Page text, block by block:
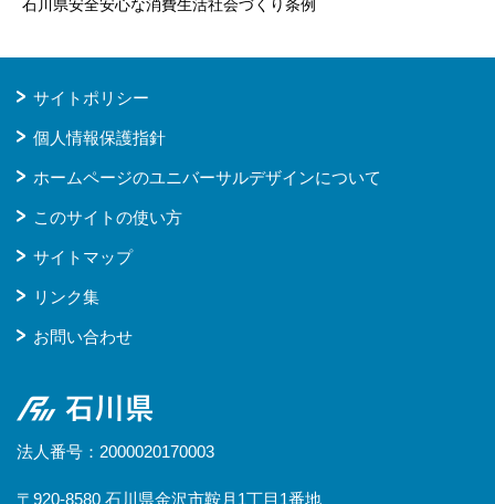
石川県安全安心な消費生活社会づくり条例
サイトポリシー
個人情報保護指針
ホームページのユニバーサルデザインについて
このサイトの使い方
サイトマップ
リンク集
お問い合わせ
石川県
法人番号：2000020170003
〒920-8580 石川県金沢市鞍月1丁目1番地